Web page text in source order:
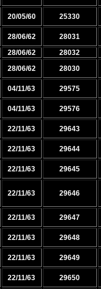
20/05/60
25330
28/06/62
28031
28/06/62
28032
28/06/62
28030
04/11/63
29575
04/11/63 29576
22/11/63 29643
22/11/63 29644
22/11/63 29645
22/11/63 29646
22/11/63 29647
22/11/63 29648
22/11/63
29649
22/11/63
29650